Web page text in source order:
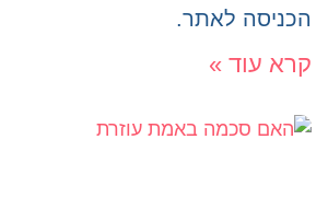
הכניסה לאתר.
קרא עוד »